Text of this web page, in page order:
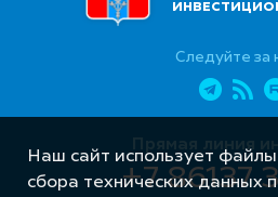
Следуйте за
Прямая линия
+7 86137
Наш сайт использует
сбора технических данных